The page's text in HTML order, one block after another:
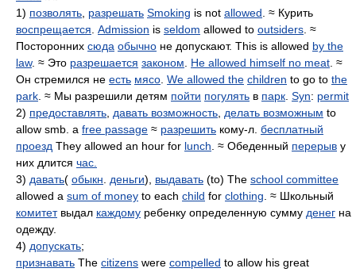
1) позволять разрешать Smoking is not allowed . ≈ Курить
воспрещается Admission is seldom allowed to outsiders . ≈
Посторонних сюда обычно не допускают. This is allowed by the
law. ≈ Это разрешается законом He allowed himself no meat . ≈
Он стремился не есть мясо We allowed the children to go to the
park . ≈ Мы разрешили детям пойти погулять в парк Syn: permit
2) предоставлять давать возможность делать возможным to
allow smb. а free passage ≈ разрешить кому-л. бесплатный
проезд They allowed an hour for lunch . ≈ Обеденный перерыв у
них длится час.
3) давать( обыкн деньги), выдавать (to) The school committee
allowed a sum of money to each child for clothing . ≈ Школьный
комитетвыдал каждому ребенку определенную сумму денег на
одежду.
4) допускать;
признавать The citizens were compelled to allow his great